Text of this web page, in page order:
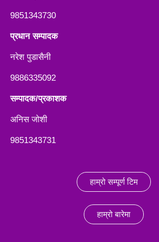
9851343730
प्रधान सम्पादक
नरेश पुडासैनी
9886335092
सम्पादक/प्रकाशक
अनिस जाेशी
9851343731
हाम्रो सम्पूर्ण टिम
हाम्रो बारेमा